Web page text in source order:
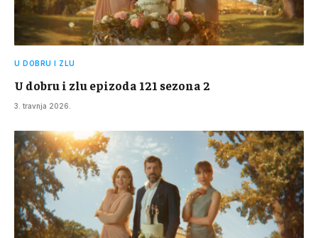
U DOBRU I ZLU
U dobru i zlu epizoda 121 sezona 2
3. travnja 2026.